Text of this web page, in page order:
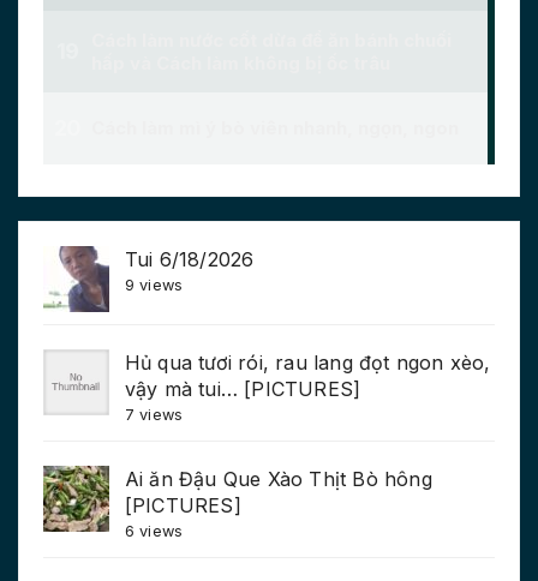
Tui 6/18/2026
9 views
Hủ qua tươi rói, rau lang đọt ngon xèo,
vậy mà tui… [PICTURES]
7 views
Ai ăn Đậu Que Xào Thịt Bò hông
[PICTURES]
6 views